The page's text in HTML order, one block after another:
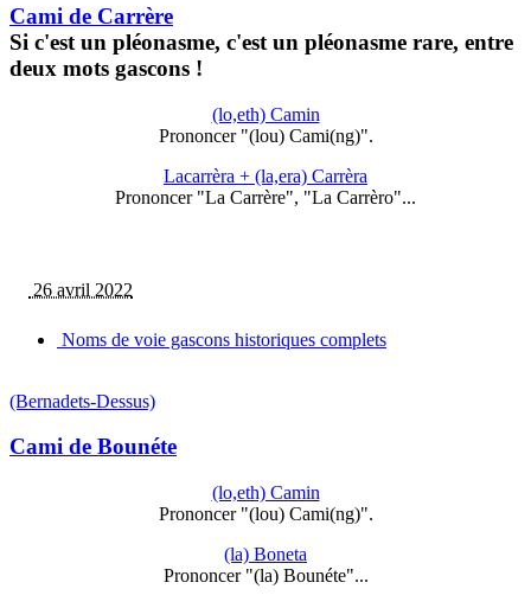
Cami de Carrère
Si c'est un pléonasme, c'est un pléonasme rare, entre
deux mots gascons !
(lo,eth) Camin
Prononcer "(lou) Cami(ng)".
Lacarrèra + (la,era) Carrèra
Prononcer "La Carrère", "La Carrèro"...
26 avril 2022
Noms de voie gascons historiques complets
(Bernadets-Dessus)
Cami de Bounéte
(lo,eth) Camin
Prononcer "(lou) Cami(ng)".
(la) Boneta
Prononcer "(la) Bounéte"...